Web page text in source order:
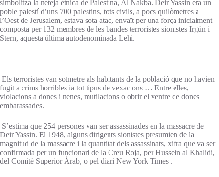
simbolitza la neteja ètnica de Palestina, Al Nakba. Deir Yassin era un
poble palestí d’uns 700 palestins, tots civils, a pocs quilòmetres a
l’Oest de Jerusalem, estava sota atac, envaït per una força inicialment
composta per 132 membres de les bandes terroristes sionistes Irgún i
Stern, aquesta última autodenominada Lehi.
Els terroristes van sotmetre als habitants de la població que no havien
fugit a crims horribles ia tot tipus de vexacions … Entre elles,
violacions a dones i nenes, mutilacions o obrir el ventre de dones
embarassades.
S’estima que 254 persones van ser assassinades en la massacre de
Deir Yassin. El 1948, alguns dirigents sionistes presumien de la
magnitud de la massacre i la quantitat dels assassinats, xifra que va ser
confirmada per un funcionari de la Creu Roja, per Hussein al Khalidi,
del Comitè Superior Àrab, o pel diari New York Times .